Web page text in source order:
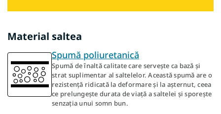
Material saltea
Spumă poliuretanică
Spumă de înaltă calitate care servește ca bază și
strat suplimentar al saltelelor. Această spumă are o
rezistență ridicată la deformare și la așternut, ceea
ce prelungește durata de viață a saltelei și sporește
senzația unui somn bun.